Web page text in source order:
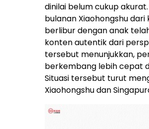
dinilai belum cukup
bulanan Xiaohongshu
berlibur dengan anak
konten autentik dari
tersebut menunjukkan,
berkembang lebih cepat
Situasi tersebut turut
Xiaohongshu dan